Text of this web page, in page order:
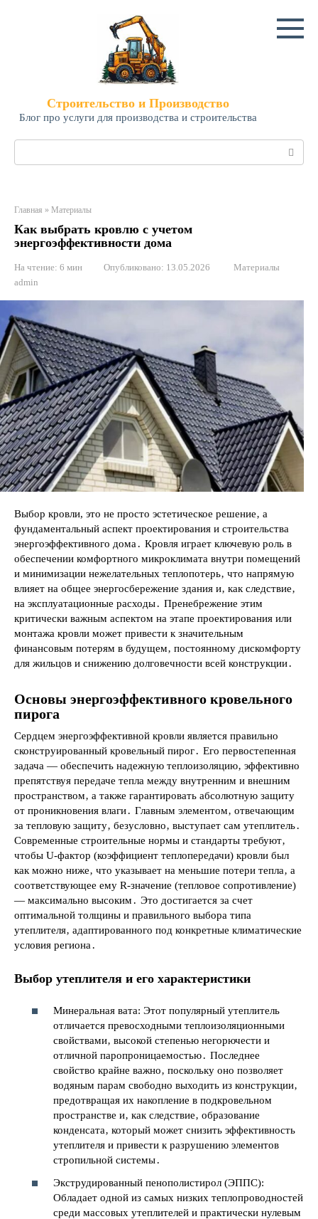
Строительство и Производство
Блог про услуги для производства и строительства
Главная » Материалы
Как выбрать кровлю с учетом
энергоэффективности дома
На чтение: 6 мин Опубликовано: 13.05.2026
Материалы
admin
Выбор кровли, это не просто эстетическое решение‚ а
фундаментальный аспект проектирования и строительства
энергоэффективного дома․ Кровля играет ключевую роль в
обеспечении комфортного микроклимата внутри помещений
и минимизации нежелательных теплопотерь‚ что напрямую
влияет на общее энергосбережение здания и‚ как следствие‚
на эксплуатационные расходы․ Пренебрежение этим
критически важным аспектом на этапе проектирования или
монтажа кровли может привести к значительным
финансовым потерям в будущем‚ постоянному дискомфорту
для жильцов и снижению долговечности всей конструкции․
Основы энергоэффективного кровельного
пирога
Сердцем энергоэффективной кровли является правильно
сконструированный кровельный пирог․ Его первостепенная
задача — обеспечить надежную теплоизоляцию‚ эффективно
препятствуя передаче тепла между внутренним и внешним
пространством‚ а также гарантировать абсолютную защиту
от проникновения влаги․ Главным элементом‚ отвечающим
за тепловую защиту‚ безусловно‚ выступает сам утеплитель․
Современные строительные нормы и стандарты требуют‚
чтобы U-фактор (коэффициент теплопередачи) кровли был
как можно ниже‚ что указывает на меньшие потери тепла‚ а
соответствующее ему R-значение (тепловое сопротивление)
— максимально высоким․ Это достигается за счет
оптимальной толщины и правильного выбора типа
утеплителя‚ адаптированного под конкретные климатические
условия региона․
Выбор утеплителя и его характеристики
Минеральная вата: Этот популярный утеплитель
отличается превосходными теплоизоляционными
свойствами‚ высокой степенью негорючести и
отличной паропроницаемостью․ Последнее
свойство крайне важно‚ поскольку оно позволяет
водяным парам свободно выходить из конструкции‚
предотвращая их накопление в подкровельном
пространстве и‚ как следствие‚ образование
конденсата‚ который может снизить эффективность
утеплителя и привести к разрушению элементов
стропильной системы․
Экструдированный пенополистирол (ЭППС):
Обладает одной из самых низких теплопроводностей
среди массовых утеплителей и практически нулевым